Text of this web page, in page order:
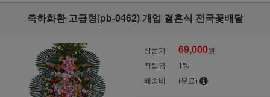
축하화환 고급형(pb-0462) 개업 결혼식 전국꽃배달
상품가 69,000원
적립금
1%
배송비
(무료)